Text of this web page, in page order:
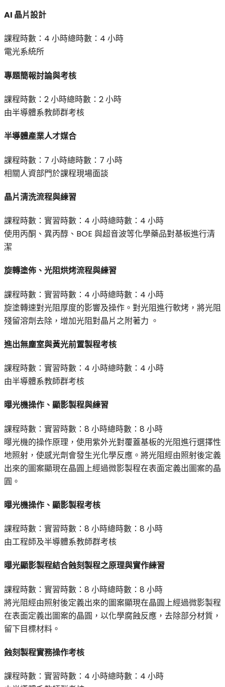
AI 晶片設計
課程時數： 4 小時總時數： 4 小時
電光系統所
專題簡報討論與考核
課程時數： 2 小時總時數： 2 小時
由半導體系教師群考核
半導體產業人才媒合
課程時數： 7 小時總時數： 7 小時
相關人資部門於課程現場面談
晶片清洗流程與練習
課程時數： 實習時數： 4 小時總時數： 4 小時
使用丙酮、異丙醇、BOE 與超音波等化學藥品對基板進行清
潔
旋轉塗佈、光阻烘烤流程與練習
課程時數： 實習時數： 4 小時總時數： 4 小時
旋塗轉速對光阻厚度的影響及操作。對光阻進行軟烤，將光阻
殘留溶劑去除，增加光阻對晶片之附著力 。
進出無塵室與黃光前置製程考核
課程時數： 實習時數： 4 小時總時數： 4 小時
由半導體系教師群考核
曝光機操作、顯影製程與練習
課程時數： 實習時數： 8 小時總時數： 8 小時
曝光機的操作原理，使用紫外光對覆蓋基板的光阻進行選擇性
地照射，使感光劑會發生光化學反應。將光阻經由照射後定義
出來的圖案顯現在晶圓上經過微影製程在表面定義出圖案的晶
圓。
曝光機操作、顯影製程考核
課程時數： 實習時數： 8 小時總時數： 8 小時
由工程師及半導體系教師群考核
曝光顯影製程結合蝕刻製程之原理與實作練習
課程時數： 實習時數： 8 小時總時數： 8 小時
將光阻經由照射後定義出來的圖案顯現在晶圓上經過微影製程
在表面定義出圖案的晶圓，以化學腐蝕反應，去除部分材質，
留下目標材料。
蝕刻製程實務操作考核
課程時數： 實習時數： 4 小時總時數： 4 小時